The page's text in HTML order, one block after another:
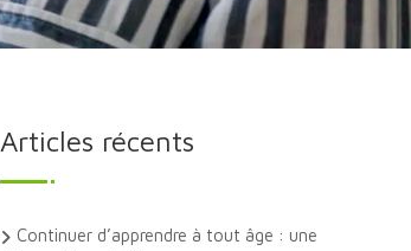
Articles récents
Continuer d’apprendre à tout âge : une